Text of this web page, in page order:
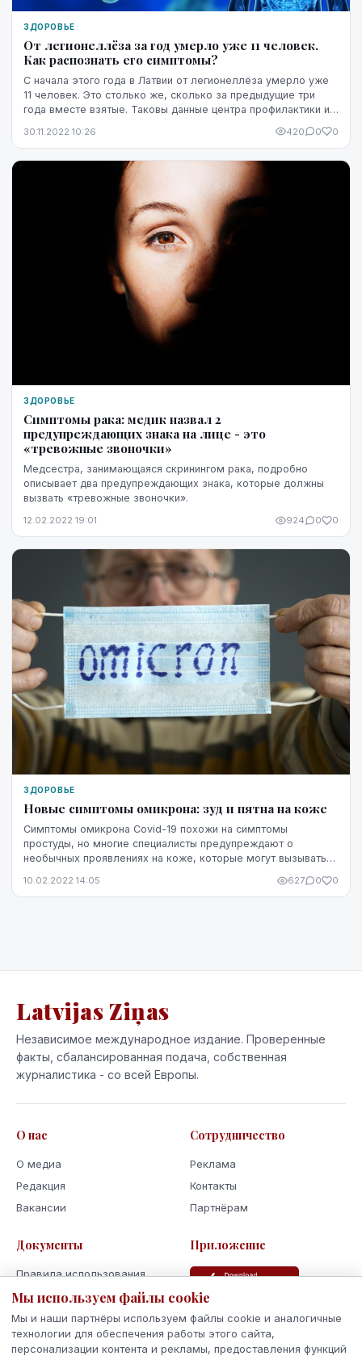
ЗДОРОВЬЕ
От легионеллёза за год умерло уже 11 человек.
Как распознать его симптомы?
С начала этого года в Латвии от легионеллёза умерло уже
11 человек. Это столько же, сколько за предыдущие три
года вместе взятые. Таковы данные центра профилактики и
30.11.2022 10:26 420 0 0
ЗДОРОВЬЕ
Симптомы рака: медик назвал 2
предупреждающих знака на лице - это
«тревожные звоночки»
Медсестра, занимающаяся скринингом рака, подробно
описывает два предупреждающих знака, которые должны
вызвать «тревожные звоночки».
12.02.2022 19:01 924 0 0
ЗДОРОВЬЕ
Новые симптомы омикрона: зуд и пятна на коже
Симптомы омикрона Covid-19 похожи на симптомы
простуды, но многие специалисты предупреждают о
необычных проявлениях на коже, которые могут вызывать
10.02.2022 14:05 627 0 0
Latvijas Ziņas
Независимое международное издание. Проверенные
факты, сбалансированная подача, собственная
журналистика - со всей Европы.
О нас
О медиа
Редакция
Вакансии
Сотрудничество
Реклама
Контакты
Партнёрам
Документы
Правила использования
Политика
Использование cookie
Приложение
Мы используем файлы cookie
Мы и наши партнёры используем файлы cookie и аналогичные
технологии для обеспечения работы этого сайта,
персонализации контента и рекламы, предоставления функций